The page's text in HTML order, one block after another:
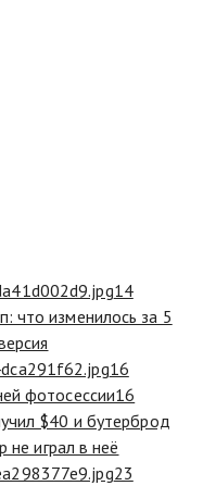
14
что изменилось за 5
16
фотосессии16
$40 и бутерброд
играл в неё
23